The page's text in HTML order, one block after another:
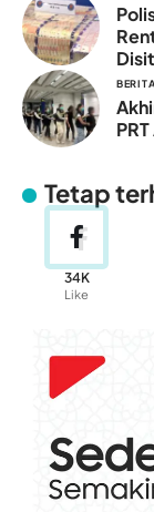
Tetap
34K
Like